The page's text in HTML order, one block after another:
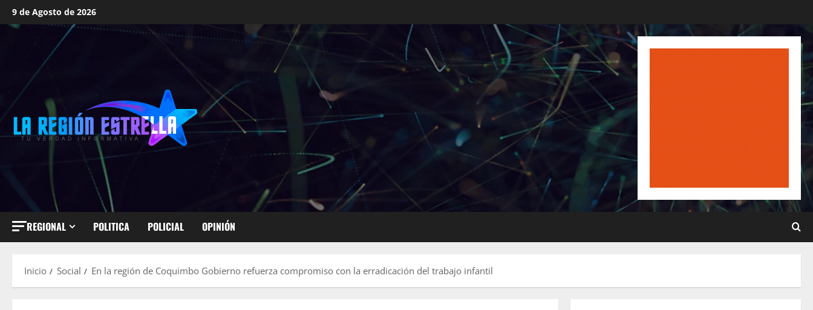
Saltar
al
9 de Agosto de 2026
REGIONAL POLITICA POLICIAL OPINIÓN
Inicio Social En la región de Coquimbo Gobierno refuerza compromiso con la erradicación del trabajo infantil